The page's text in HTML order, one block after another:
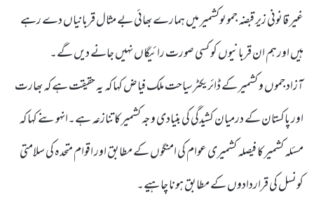
غیر قانونی زیر قبضہ جموںوکشمیر میں ہمارے بھائی بے مثال قربانیاں دے رہے
ہیں اورہم ان قربانیوں کو کسی صورت رائیگاں نہیں جانے دیں گے۔
آزاد جموں و کشمیر کے ڈائریکٹرسیاحت ملک فیاض کہا کہ یہ حقیقت ہے کہ بھارت
اور پاکستان کے درمیان کشیدگی کی بنیادی وجہ کشمیر کا تنازعہ ہے۔انہوںنے کہا کہ
مسئلہ کشمیر کا فیصلہ کشمیری عوام کی امنگوں کے مطابق اور اقوام متحدہ کی سلامتی
کونسل کی قراردادوں کے مطابق ہونا چاہیے۔